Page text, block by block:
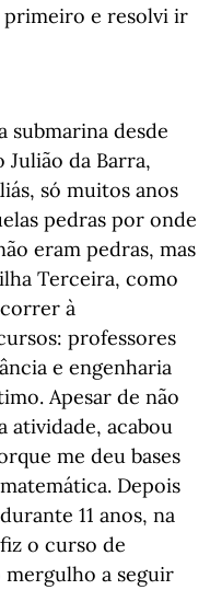
primeiro e resolvi ir
submarina desde
Julião da Barra,
só muitos anos
pedras por onde
eram pedras, mas
Terceira, como
à
professores
e engenharia
Apesar de não
atividade, acabou
me deu bases
Depois
11 anos, na
o curso de
a seguir